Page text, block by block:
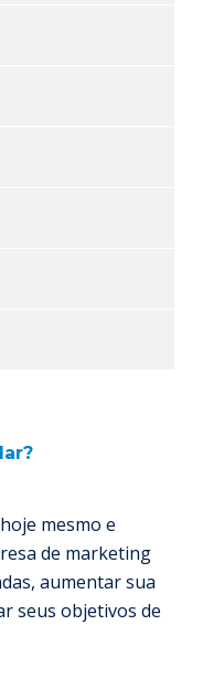
mesmo e
de marketing
aumentar sua
seus objetivos de